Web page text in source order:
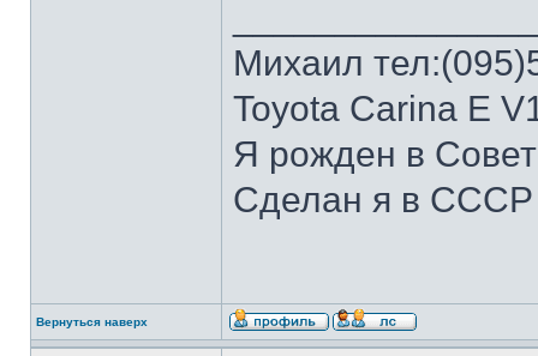
Михаил
Toyota Carina E
Я рожден в
Сделан я в СССР
Вернуться наверх